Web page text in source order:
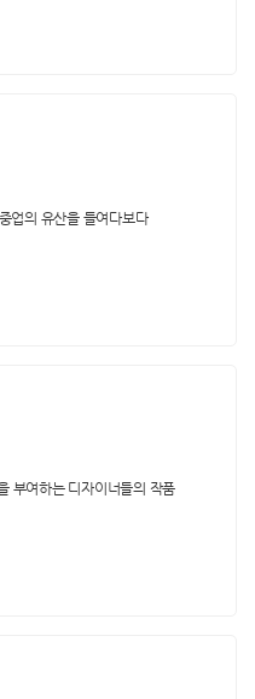
업의 유산을 들여다보다
부여하는 디자이너들의 작품